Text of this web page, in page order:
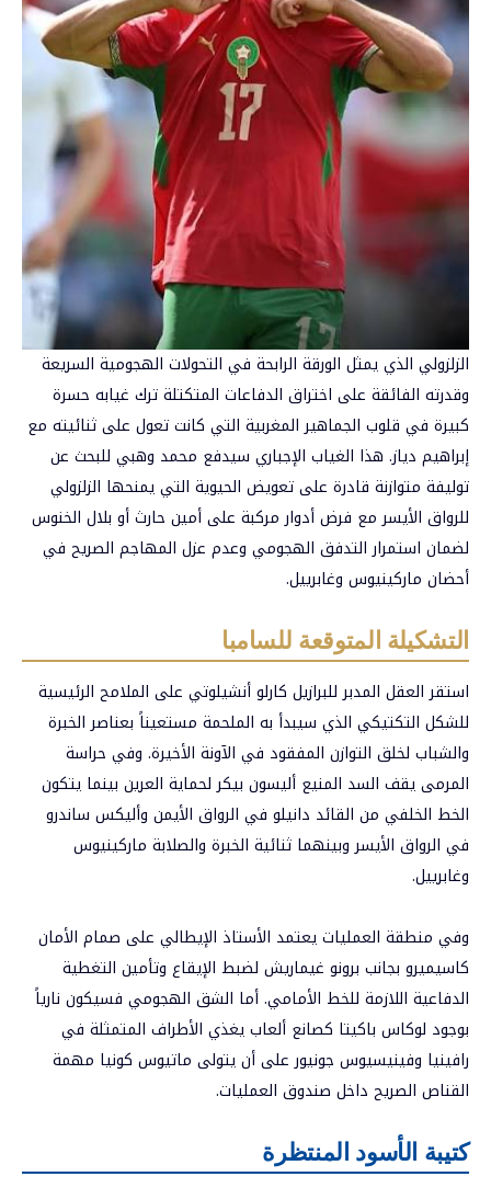
الزلزولي الذي يمثل الورقة الرابحة في التحولات الهجومية السريعة
وقدرته الفائقة على اختراق الدفاعات المتكتلة ترك غيابه حسرة
كبيرة في قلوب الجماهير المغربية التي كانت تعول على ثنائيته مع
إبراهيم دياز. هذا الغياب الإجباري سيدفع محمد وهبي للبحث عن
توليفة متوازنة قادرة على تعويض الحيوية التي يمنحها الزلزولي
للرواق الأيسر مع فرض أدوار مركبة على أمين حارث أو بلال الخنوس
لضمان استمرار التدفق الهجومي وعدم عزل المهاجم الصريح في
أحضان ماركينيوس وغابرييل.
التشكيلة المتوقعة للسامبا
استقر العقل المدبر للبرازيل كارلو أنشيلوتي على الملامح الرئيسية
للشكل التكتيكي الذي سيبدأ به الملحمة مستعيناً بعناصر الخبرة
والشباب لخلق التوازن المفقود في الآونة الأخيرة. وفي حراسة
المرمى يقف السد المنيع أليسون بيكر لحماية العرين بينما يتكون
الخط الخلفي من القائد دانيلو في الرواق الأيمن وأليكس ساندرو
في الرواق الأيسر وبينهما ثنائية الخبرة والصلابة ماركينيوس
وغابرييل.
وفي منطقة العمليات يعتمد الأستاذ الإيطالي على صمام الأمان
كاسيميرو بجانب برونو غيماريش لضبط الإيقاع وتأمين التغطية
الدفاعية اللازمة للخط الأمامي. أما الشق الهجومي فسيكون نارياً
بوجود لوكاس باكيتا كصانع ألعاب يغذي الأطراف المتمثلة في
رافينيا وفينيسيوس جونيور على أن يتولى ماتيوس كونيا مهمة
القناص الصريح داخل صندوق العمليات.
كتيبة الأسود المنتظرة